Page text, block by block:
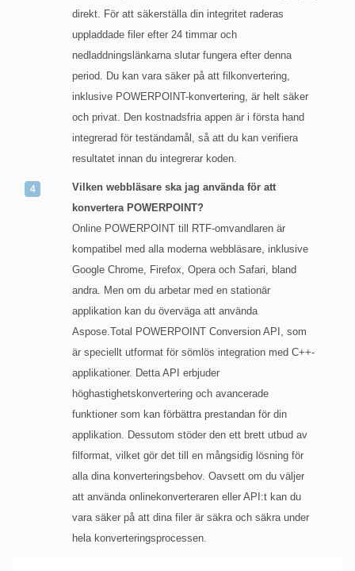
direkt. För att säkerställa din integritet raderas
uppladdade filer efter 24 timmar och
nedladdningslänkarna slutar fungera efter denna
period. Du kan vara säker på att filkonvertering,
inklusive POWERPOINT-konvertering, är helt säker
och privat. Den kostnadsfria appen är i första hand
integrerad för teständamål, så att du kan verifiera
resultatet innan du integrerar koden.
Vilken webbläsare ska jag använda för att
konvertera POWERPOINT?
Online POWERPOINT till RTF-omvandlaren är
kompatibel med alla moderna webbläsare, inklusive
Google Chrome, Firefox, Opera och Safari, bland
andra. Men om du arbetar med en stationär
applikation kan du överväga att använda
Aspose.Total POWERPOINT Conversion API, som
är speciellt utformat för sömlös integration med C++-
applikationer. Detta API erbjuder
höghastighetskonvertering och avancerade
funktioner som kan förbättra prestandan för din
applikation. Dessutom stöder den ett brett utbud av
filformat, vilket gör det till en mångsidig lösning för
alla dina konverteringsbehov. Oavsett om du väljer
att använda onlinekonverteraren eller API:t kan du
vara säker på att dina filer är säkra och säkra under
hela konverteringsprocessen.